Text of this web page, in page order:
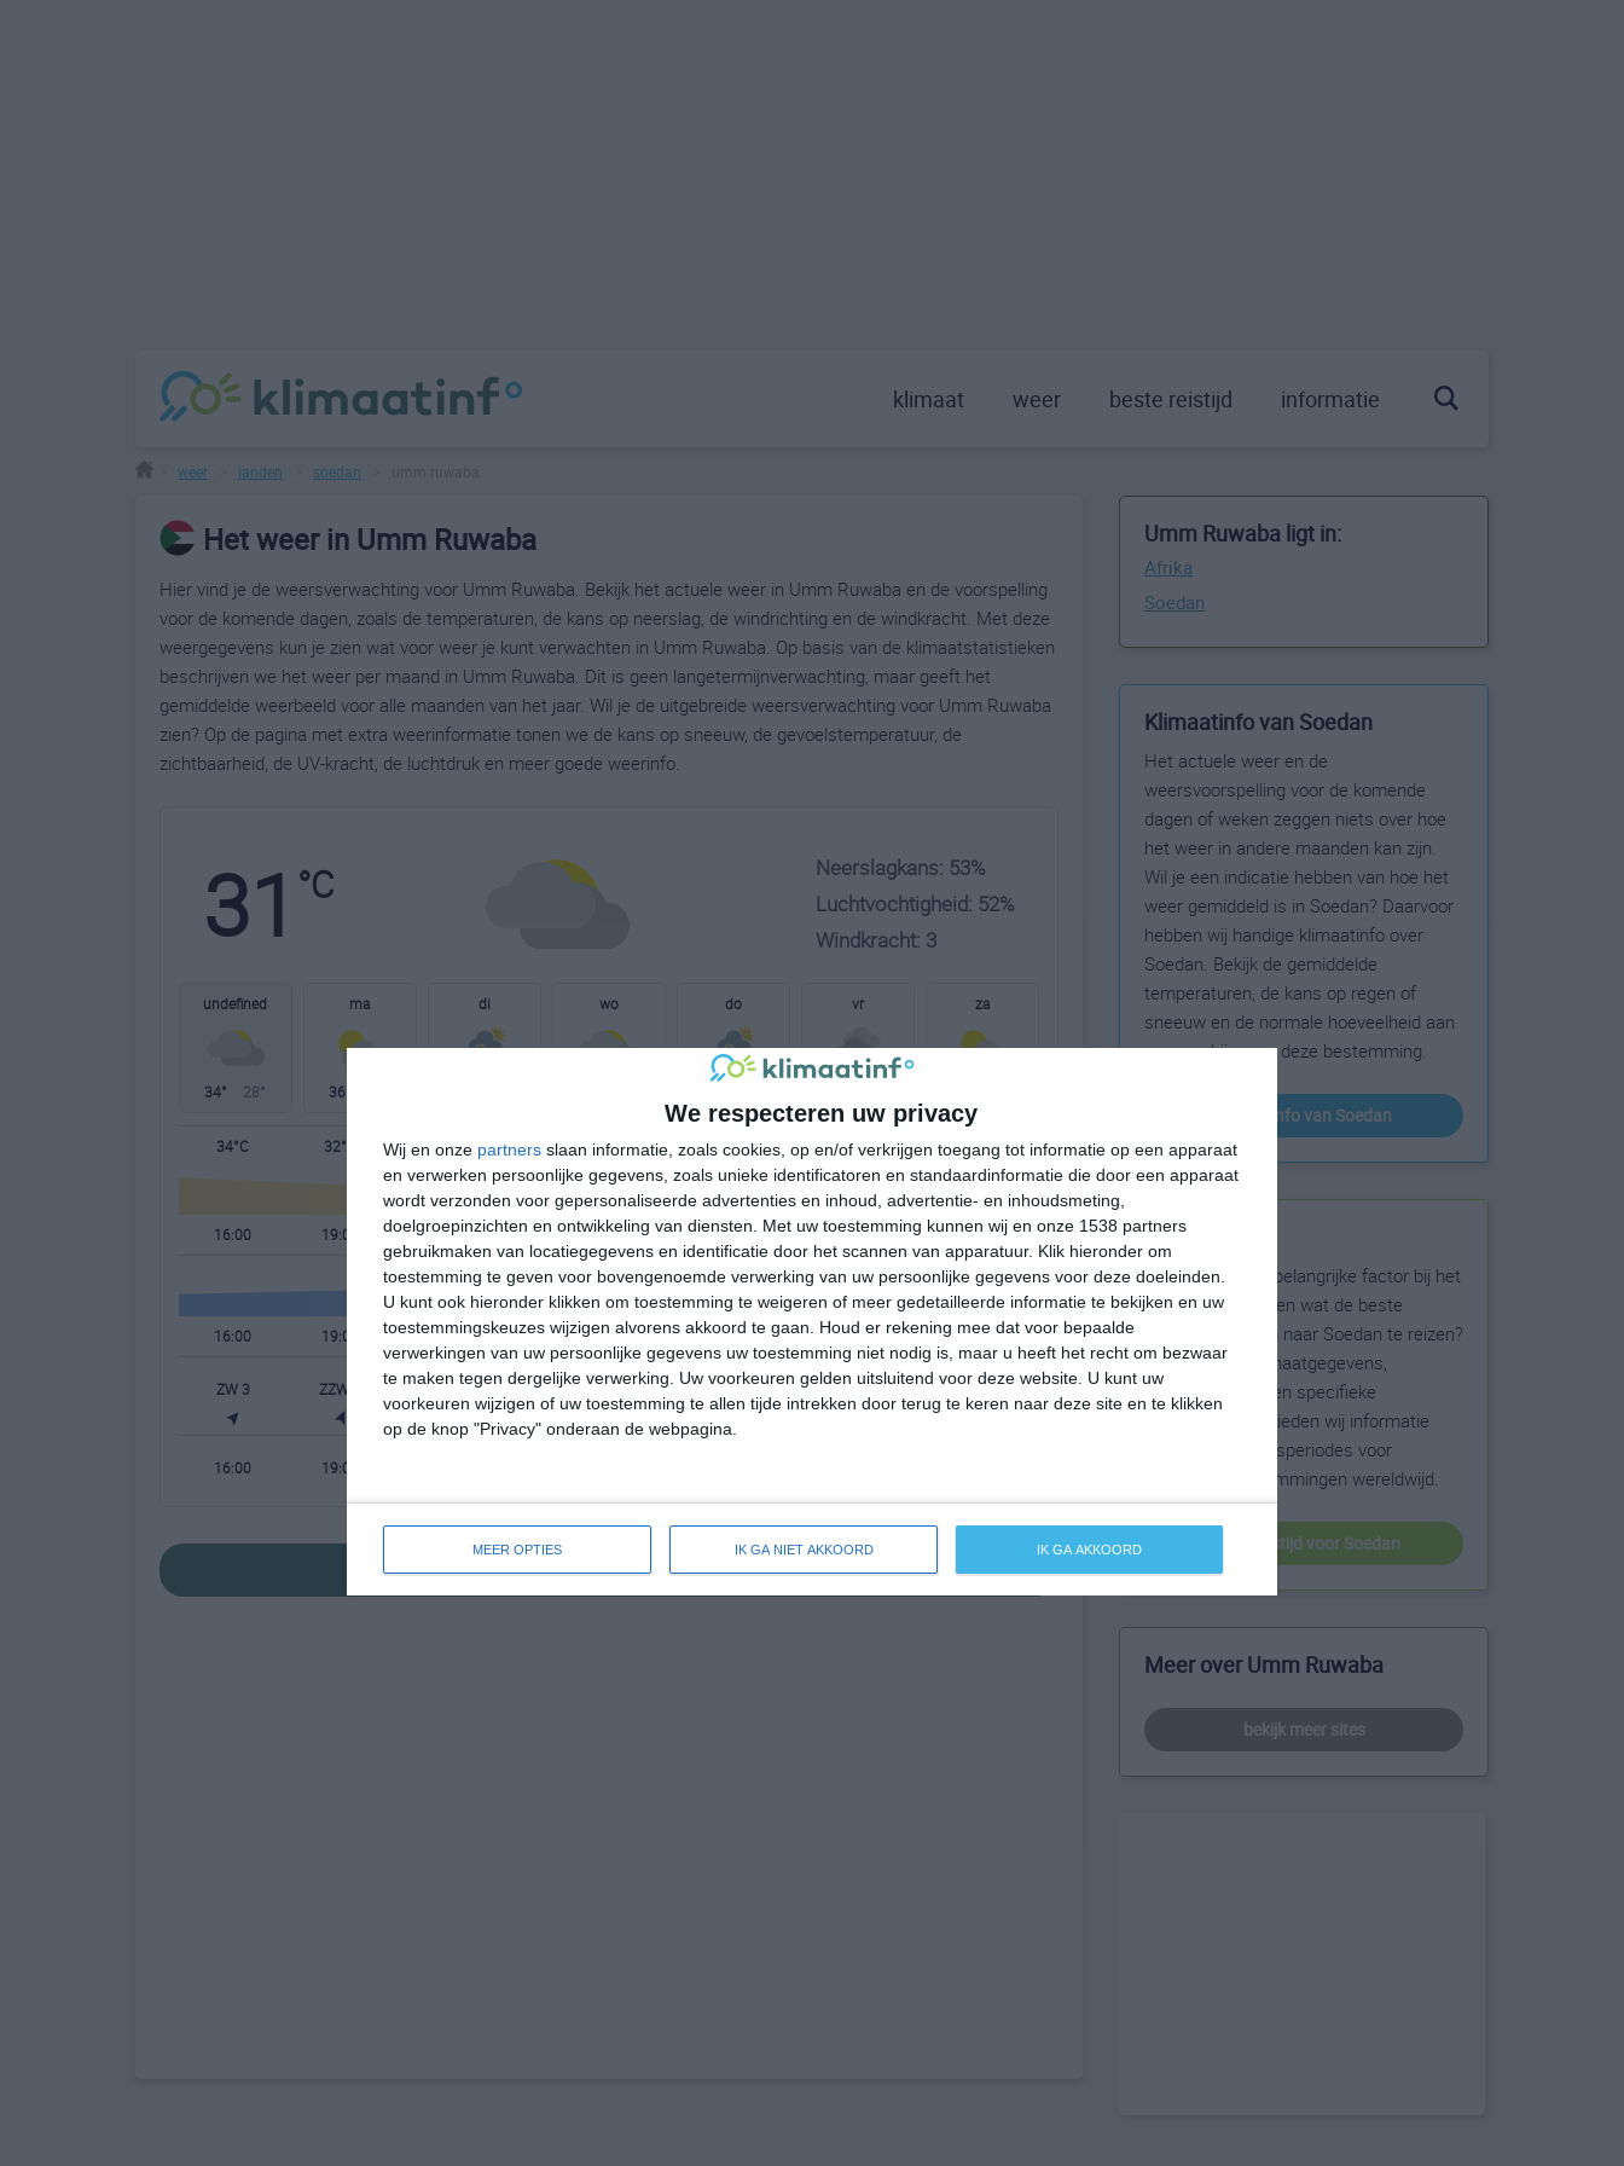
We respecteren uw privacy
Wij en onze partners slaan informatie, zoals cookies, op en/of verkrijgen toegang tot informatie op een apparaat
en verwerken persoonlijke gegevens, zoals unieke identificatoren en standaardinformatie die door een apparaat
wordt verzonden voor gepersonaliseerde advertenties en inhoud, advertentie- en inhoudsmeting,
doelgroepinzichten en ontwikkeling van diensten.
Met uw toestemming kunnen wij en onze 1538 partners
gebruikmaken van locatiegegevens en identificatie door het scannen van apparatuur. Klik hieronder om
toestemming te geven voor bovengenoemde verwerking van uw persoonlijke gegevens voor deze doeleinden.
U kunt ook hieronder klikken om toestemming te weigeren of meer gedetailleerde informatie te bekijken en uw
toestemmingskeuzes wijzigen alvorens akkoord te gaan.
Houd er rekening mee dat voor bepaalde
verwerkingen van uw persoonlijke gegevens uw toestemming niet nodig is, maar u heeft het recht om bezwaar
te maken tegen dergelijke verwerking. Uw voorkeuren gelden uitsluitend voor deze website. U kunt uw
voorkeuren wijzigen of uw toestemming te allen tijde intrekken door terug te keren naar deze site en te klikken
op de knop "Privacy" onderaan de webpagina.
MEER OPTIES IK GA NIET AKKOORD IK GA AKKOORD
klimaat weer beste reistijd informatie
weer landen soedan
Het weer in Umm Ruwaba
Hier vind je de weersverwachting voor Umm Ruwaba. Bekijk het actuele weer in Umm Ruwaba en de voorspelling
voor de komende dagen, zoals de temperaturen, de kans op neerslag, de windrichting en de windkracht. Met deze
weergegevens kun je zien wat voor weer je kunt verwachten in Umm Ruwaba. Op basis van de klimaatstatistieken
beschrijven we het weer per maand in Umm Ruwaba. Dit is geen langetermijnverwachting, maar geeft het
gemiddelde weerbeeld voor alle maanden van het jaar. Wil je de uitgebreide weersverwachting voor Umm Ruwaba
zien? Op de pagina met extra weerinformatie tonen we de kans op sneeuw, de gevoelstemperatuur, de
zichtbaarheid, de UV-kracht, de luchtdruk en meer goede weerinfo.
31 °C
Neerslagkans: 53%
Luchtvochtigheid: 52%
Windkracht: 3
undefined
34° 28°
ma
36°
di wo do vr za
34°C 32°C 30°C 29°C 28°C 28°C 33°C 36°C
16:00 19:00 22:00 01:00 04:00 07:00 10:00 13:00
16:00 19:00 22:00 01:00 04:00 07:00 10:00 13:00
ZW 3 ZZW 2 Z 2 ZZW 2 ZZW 2 ZW 2 ZW 3 ZW 3
16:00 19:00
bekijk de uitgebreide weersverwachting voor Umm Ruwaba
Umm Ruwaba ligt in:
Afrika
Soedan
Klimaatinfo van Soedan
Het actuele weer en de
weersvoorspelling voor de komende
dagen of weken zeggen niets over hoe
het weer in andere maanden kan zijn.
Wil je een indicatie hebben van hoe het
weer gemiddeld is in Soedan? Daarvoor
hebben wij handige klimaatinfo over
Soedan. Bekijk de gemiddelde
temperaturen, de kans op regen of
sneeuw en de normale hoeveelheid aan
zonneschijn voor deze bestemming.
klimaatinfo van Soedan
Beste reistijd
Het weer is een belangrijke factor bij het
reizen. Wil je weten wat de beste
maanden zijn om naar Soedan te reizen?
Op basis van klimaatgegevens,
weersextremen en specifieke
weerinformatie bieden wij informatie
over de beste reisperiodes voor
duizenden bestemmingen wereldwijd.
beste reistijd voor Soedan
Meer over Umm Ruwaba
bekijk meer sites